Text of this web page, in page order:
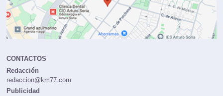
CONTACTOS
Redacción
redaccion@km77.com
Publicidad